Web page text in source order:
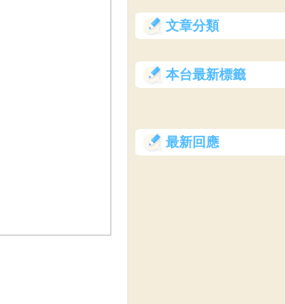
文章分類
本台最新標籤
最新回應